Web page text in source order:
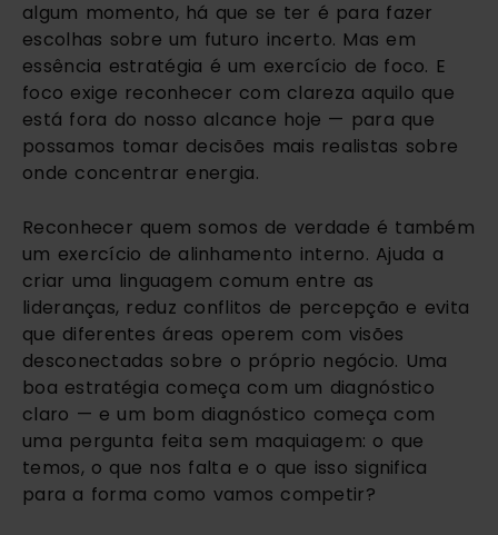
algum momento, há que se ter é para fazer
escolhas sobre um futuro incerto. Mas em
essência estratégia é um exercício de foco. E
foco exige reconhecer com clareza aquilo que
está fora do nosso alcance hoje — para que
possamos tomar decisões mais realistas sobre
onde concentrar energia.
Reconhecer quem somos de verdade é também
um exercício de alinhamento interno. Ajuda a
criar uma linguagem comum entre as
lideranças, reduz conflitos de percepção e evita
que diferentes áreas operem com visões
desconectadas sobre o próprio negócio. Uma
boa estratégia começa com um diagnóstico
claro — e um bom diagnóstico começa com
uma pergunta feita sem maquiagem: o que
temos, o que nos falta e o que isso significa
para a forma como vamos competir?